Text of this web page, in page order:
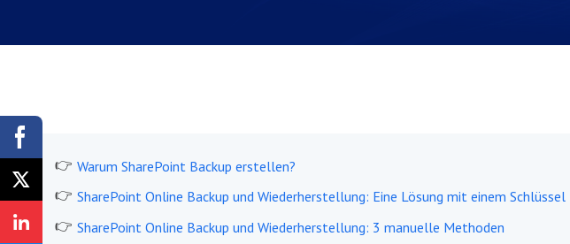
Warum SharePoint Backup erstellen?
SharePoint Online Backup und Wiederherstellung: Eine Lösung mit einem Schlüssel
SharePoint Online Backup und Wiederherstellung: 3 manuelle Methoden